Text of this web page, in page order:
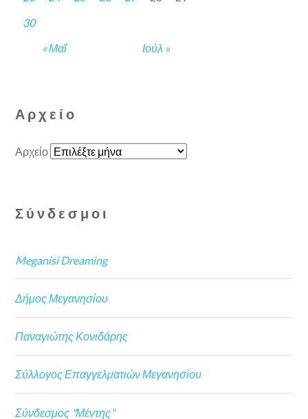
« Μαΐ Ιούλ »
30
Αρχείο
Αρχείο
Σύνδεσμοι
Meganisi Dreaming
Δήμος Μεγανησίου
Παναγιώτης Κονιδάρης
Σύλλογος Επαγγελματιών Μεγανησίου
Σύνδεσμος "Μέντης"